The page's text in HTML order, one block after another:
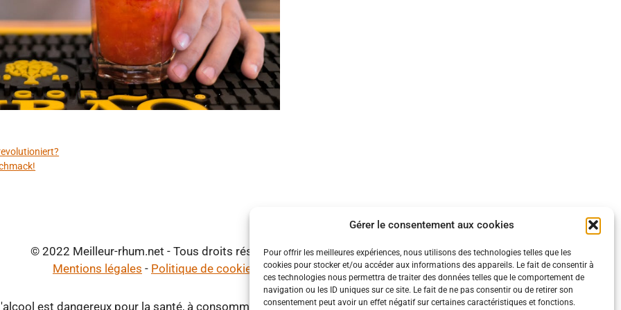
Gérer le consentement aux cookies
Pour offrir les meilleures expériences, nous utilisons des technologies telles que les
cookies pour stocker et/ou accéder aux informations des appareils. Le fait de consentir à
ces technologies nous permettra de traiter des données telles que le comportement de
navigation ou les ID uniques sur ce site. Le fait de ne pas consentir ou de retirer son
consentement peut avoir un effet négatif sur certaines caractéristiques et fonctions.
© 2022 Meilleur-rhum.net - Tous droits réservés
Mentions légales - Politique de cookies
est dangereux pour la santé, à consommer avec modération.